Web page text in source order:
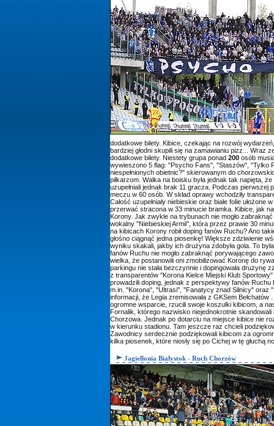
dodatkowe bilety. Kibice, czekając na rozwój
bardziej głodni skupili się na zamawianiu pizz... Wraz
dodatkowe bilety. Niestety grupa ponad 200osób
wywieszono 5 flag: "Psycho Fans", "Staszów", "Tylko
niespełnionych obietnic?" skierowanym do
piłkarzom. Walka na boisku była jednak tak napięta,
uzupełniali jednak brak 11 gracza. Podczas pierwszej
meczu w 60 osób. W skład oprawy wchodziły
Całość uzupełniały niebieskie oraz białe folie
przerwać stracona w 33 minucie bramka. Kibice, jak
Korony. Jak zwykle na trybunach nie mogło
wokalny "Niebieskiej Armii", która przez prawie 30
na kibicach Korony robił doping fanów Ruchu? Ano
głośno ciągnąć jedna piosenkę! Większe zdziwienie
wyniku skakali, jakby ich drużyna zdobyła gola. To
fanów Ruchu nie mogło zabraknąć porywającego
wielka, że postanowili oni zmobilizować Koronę do
parkingu nie stała bezczynnie i dopingowała drużynę
z transparentów "Korona Kielce Miejski Klub
prowadzili doping, jednak z perspektywy fanów
m.in. "Korona", "Ultrasi", "Fanatycy znad Silnicy" oraz
informacji, że Legia zremisowała z GKSem
ogromne wsparcie, rzucili swoje koszulki kibicom, a
Fornalik, którego nazwisko niejednokrotnie
Chorzowa. Jednak po dotarciu na miejsce kibice nie
w kierunku stadionu. Tam jeszcze raz chcieli
Zawodnicy serdecznie podziękowali kibicom za
kilka piosenek, które niosły się po Cichej w tę głuchą
Jagiellonia Białystok - Ruch Chorzów